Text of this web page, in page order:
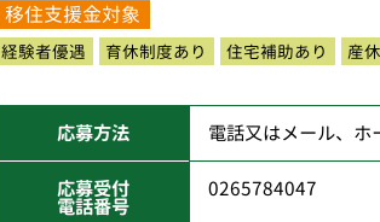
移住支援金対象
経験者優遇 育休制度あり 住宅補助あり 産
応募方法 電話又はメール、ホ
応募受付
電話番号
0265784047